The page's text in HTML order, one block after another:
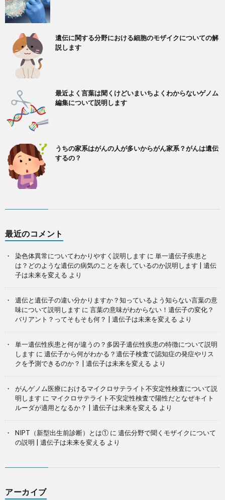
遺伝に関する分野における細胞のモザイクについての解
説します
最近よく言葉は聞くけどいまいちよくわからないゲノム
編集について説明します
うちの家系はがんの人が多いからがん家系？がんは遺伝
するの？
最近のコメント
染色体異常についてわかりやすく説明します に 単一遺伝子疾患と
は？どのような遺伝の病気のことを表しているのか説明します | 遺伝
子は未来を変える より
遺伝と遺伝子の違い分かりますか？知っているよう知らない言葉の意
味について説明します に 言葉の意味がわからない！遺伝子の変化？
バリアント？ってそもそも何？ | 遺伝子は未来を変える より
単一遺伝性疾患と何が違うの？多因子遺伝性疾患の特徴について説明
します に 遺伝子から何がわかる？遺伝子検査で認知症の発症やリス
クを予測できるのか？ | 遺伝子は未来を変える より
がんゲノム医療におけるマイクロサテライト不安定性検査について説
明します に マイクロサテライト不安定性検査で陽性だとなぜキイト
ルーダが適用となるか？ | 遺伝子は未来を変える より
NIPT（新型出生前診断）とは① に 遺伝分野で聞くモザイクについて
の説明 | 遺伝子は未来を変える より
アーカイブ